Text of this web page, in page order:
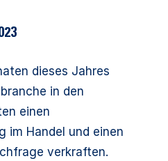
dieses Jah­res
in den
einen
im Handel und einen
ver­kraften.